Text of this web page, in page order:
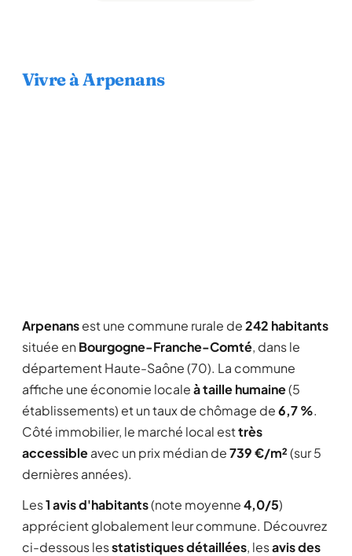
Vivre à Arpenans
Arpenansest une commune rurale de242 habitants
située en Bourgogne-Franche-Comté, dans le
département Haute-Saône (70). La commune
affiche une économie localeà taille humaine(5
établissements) et un taux de chômage de6,7 %.
Côté immobilier, le marché local esttrès
accessibleavec un prix médian de739 €/m²(sur 5
dernières années).
Les1 avis d'habitants(note moyenne4,0/5)
apprécient globalement leur commune. Découvrez
ci-dessous lesstatistiques détaillées, lesavis des